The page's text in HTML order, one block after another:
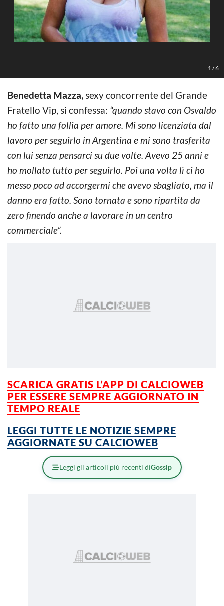
1 /6
Benedetta Mazza,sexy concorrente del Grande
Fratello Vip, si confessa: “quando stavo con Osvaldo
ho fatto una follia per amore. Mi sono licenziata dal
lavoro per seguirlo in Argentina e mi sono trasferita
con lui senza pensarci su due volte. Avevo 25 anni e
ho mollato tutto per seguirlo. Poi una volta lì ci ho
messo poco ad accorgermi che avevo sbagliato, ma il
danno era fatto. Sono tornata e sono ripartita da
zero finendo anche a lavorare in un centro
commerciale”.
SCARICA GRATIS L’APP DI CALCIOWEB
PER ESSERE SEMPRE AGGIORNATO IN
TEMPO REALE
LEGGI TUTTE LE NOTIZIE SEMPRE
AGGIORNATE SU CALCIOWEB
Leggi gli articoli più recenti diGossip